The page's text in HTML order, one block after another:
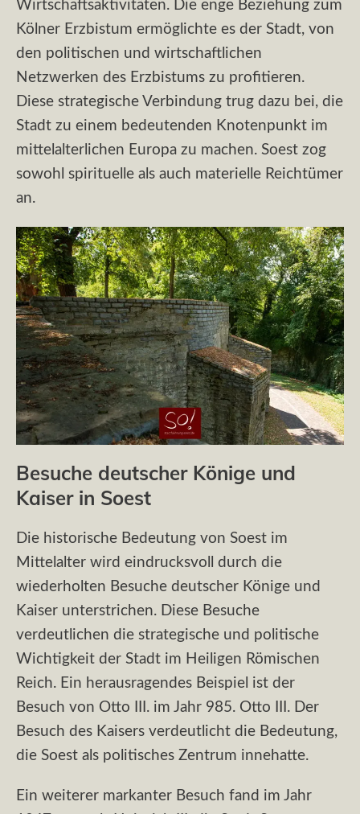
Wirtschaftsaktivitäten. Die enge Beziehung zum
Kölner Erzbistum ermöglichte es der Stadt, von
den politischen und wirtschaftlichen
Netzwerken des Erzbistums zu profitieren.
Diese strategische Verbindung trug dazu bei, die
Stadt zu einem bedeutenden Knotenpunkt im
mittelalterlichen Europa zu machen. Soest zog
sowohl spirituelle als auch materielle Reichtümer
an.
Besuche deutscher Könige und
Kaiser in Soest
Die historische Bedeutung von Soest im
Mittelalter wird eindrucksvoll durch die
wiederholten Besuche deutscher Könige und
Kaiser unterstrichen. Diese Besuche
verdeutlichen die strategische und politische
Wichtigkeit der Stadt im Heiligen Römischen
Reich. Ein herausragendes Beispiel ist der
Besuch von Otto III. im Jahr 985. Otto III. Der
Besuch des Kaisers verdeutlicht die Bedeutung,
die Soest als politisches Zentrum innehatte.
Ein weiterer markanter Besuch fand im Jahr